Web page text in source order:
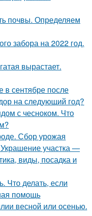
почвы. Определяем
забора на 2022 год.
вырастает.
в сентябре после
на следующий год?
с чесноком. Что
Сбор урожая
участка —
виды, посадка и
Что делать, если
помощь
весной или осенью.